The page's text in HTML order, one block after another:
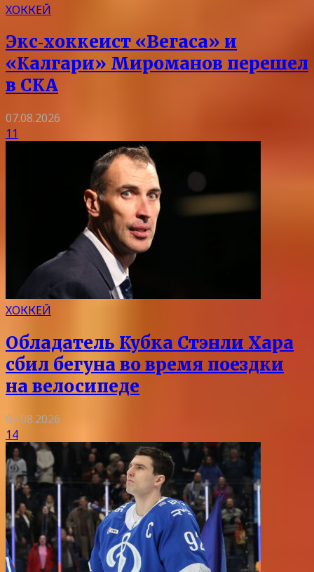
ХОККЕЙ
Экс‑хоккеист «Вегаса» и
«Калгари» Мироманов перешел
в СКА
07.08.2026
11
ХОККЕЙ
Обладатель Кубка Стэнли Хара
сбил бегуна во время поездки
на велосипеде
07.08.2026
14